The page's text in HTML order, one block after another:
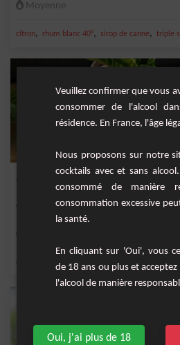
Moyenne
citron, rhum blanc 40°, sirop de canne, triple
Zombie
Cocktail original au goût fruité mais corsé.
citron rhum blanc 40° sirop de canne jus
Veuillez confirmer que vous
consommer de l'alcool
résidence. En France, l'âge
Nous proposons sur notre
cocktails avec et sans
consommé de manière
consommation excessive
la santé.
En cliquant sur 'Oui', vous
de 18 ans ou plus et
l'alcool de manière
Oui, j'ai plus de 18